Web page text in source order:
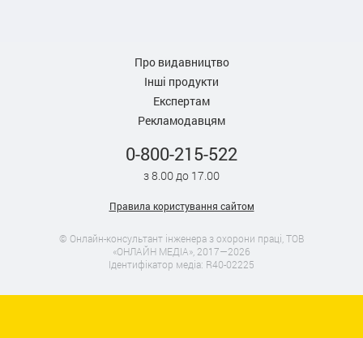
Про видавництво
Інші продукти
Експертам
Рекламодавцям
0-800-215-522
з 8.00 до 17.00
Правила користування сайтом
© Онлайн-консультант інженера з охорони праці, ТОВ
«ОНЛАЙН МЕДІА», 2017—2026
Ідентифікатор медіа: R40-02225